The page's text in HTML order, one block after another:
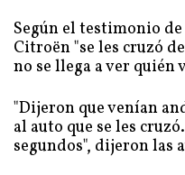
Según el testimonio
Citroën "se les cruzó
no se llega a ver quién
"Dijeron que venían
al auto que se les
segundos", dijeron las